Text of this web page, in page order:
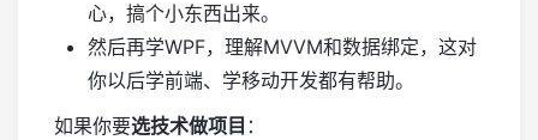
心，搞个小东西出来。
然后再学WPF，理解MVVM和数据绑定，这对
你以后学前端、学移动开发都有帮助。
如果你要选技术做项目 ：